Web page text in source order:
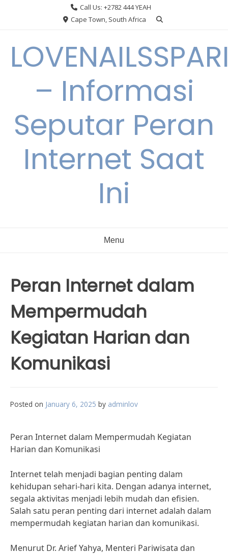
Call Us: +2782 444 YEAH
Cape Town, South Africa
– Informasi
Seputar Peran
Internet Saat
Ini
Menu
Peran Internet dalam
Mempermudah
Kegiatan Harian dan
Komunikasi
Posted on January 6, 2025 by adminlov
Peran Internet dalam Mempermudah Kegiatan
Harian dan Komunikasi
Internet telah menjadi bagian penting dalam
kehidupan sehari-hari kita. Dengan adanya internet,
segala aktivitas menjadi lebih mudah dan efisien.
Salah satu peran penting dari internet adalah dalam
mempermudah kegiatan harian dan komunikasi.
Menurut Dr. Arief Yahya, Menteri Pariwisata dan